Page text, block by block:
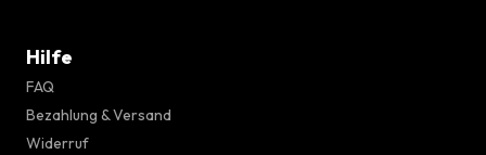
Hilfe
FAQ
Bezahlung & Versand
Widerruf